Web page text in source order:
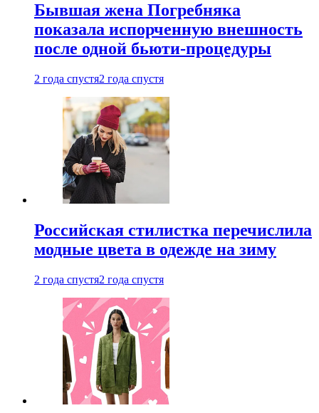
Бывшая жена Погребняка
показала испорченную внешность
после одной бьюти-процедуры
2 года спустя2 года спустя
Российская стилистка перечислила
модные цвета в одежде на зиму
2 года спустя2 года спустя